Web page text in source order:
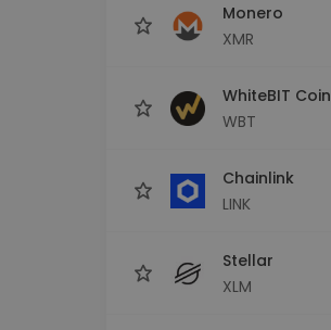
Monero
XMR
WhiteBIT Coin
WBT
Chainlink
LINK
Stellar
XLM